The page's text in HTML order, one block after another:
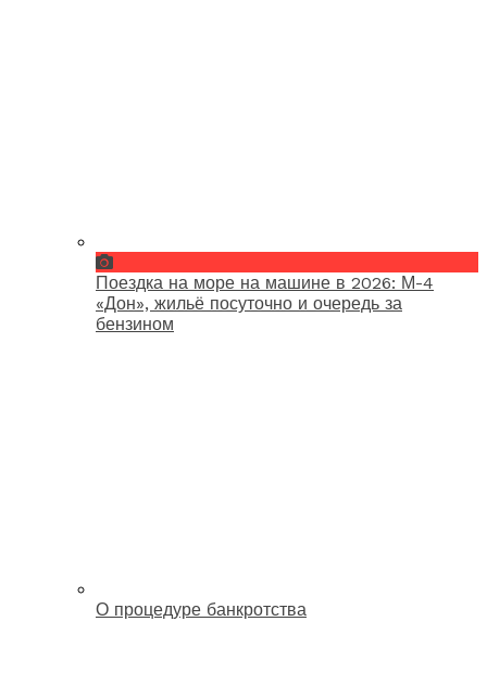
Поездка на море на машине в 2026: М-4
«Дон», жильё посуточно и очередь за
бензином
О процедуре банкротства